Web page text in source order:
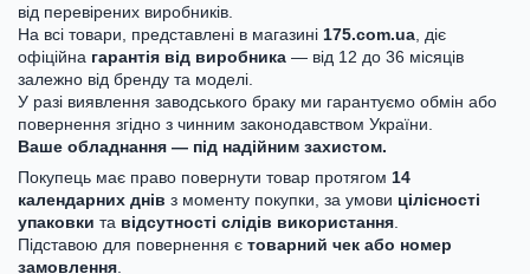
від перевірених виробників.
На всі товари, представлені в магазині 175.com.ua , діє
офіційна гарантія від виробника — від 12 до 36 місяців
залежно від бренду та моделі.
У разі виявлення заводського браку ми гарантуємо обмін або
повернення згідно з чинним законодавством України.
Ваше обладнання — під надійним захистом.
Покупець має право повернути товар протягом 14
календарних днів з моменту покупки, за умови цілісності
упаковки та відсутності слідів використання
Підставою для повернення є товарний чек або номер
замовлення